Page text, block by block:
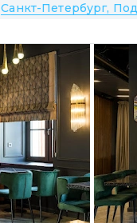
Санкт-Петербург,